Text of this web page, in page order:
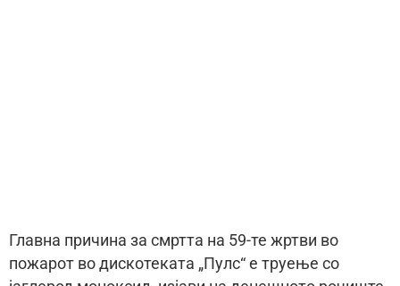
Главна причина за смртта на 59-те жртви во
пожарот во дискотеката „Пулс“ е труење со